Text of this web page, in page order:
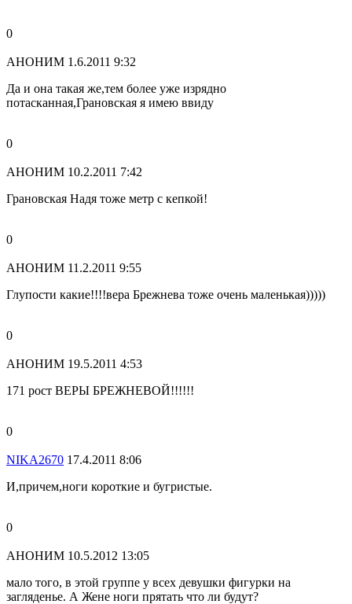
0
АНОНИМ 1.6.2011 9:32
Да и она такая же,тем более уже изрядно
потасканная,Грановская я имею ввиду
0
АНОНИМ 10.2.2011 7:42
Грановская Надя тоже метр с кепкой!
0
АНОНИМ 11.2.2011 9:55
Глупости какие!!!!вера Брежнева тоже очень маленькая)))))
0
АНОНИМ 19.5.2011 4:53
171 рост ВЕРЫ БРЕЖНЕВОЙ!!!!!!
0
NIKA2670 17.4.2011 8:06
И,причем,ноги короткие и бугристые.
0
АНОНИМ 10.5.2012 13:05
мало того, в этой группе у всех девушки фигурки на
загляденье. А Жене ноги прятать что ли будут?